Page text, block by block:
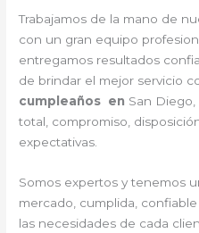
Trabajamos de la mano de
con un gran equipo
entregamos resultados
de brindar el mejor servicio
cumpleaños en San
total, compromiso,
expectativas.
Somos expertos y tenemos
mercado, cumplida,
las necesidades de cada